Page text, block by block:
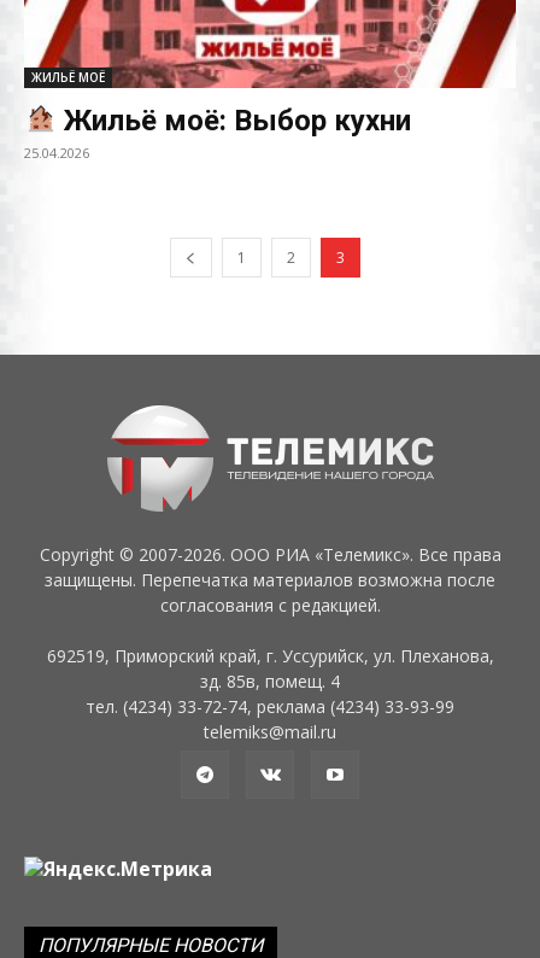
ЖИЛЬЁ МОЁ
Жильё моё: Выбор кухни
25.04.2026
1 2 3
Copyright © 2007-2026. ООО РИА «Телемикс». Все права
защищены. Перепечатка материалов возможна после
согласования с редакцией.
692519, Приморский край, г. Уссурийск, ул. Плеханова,
зд. 85в, помещ. 4
тел. (4234) 33-72-74, реклама (4234) 33-93-99
telemiks@mail.ru
ПОПУЛЯРНЫЕ НОВОСТИ